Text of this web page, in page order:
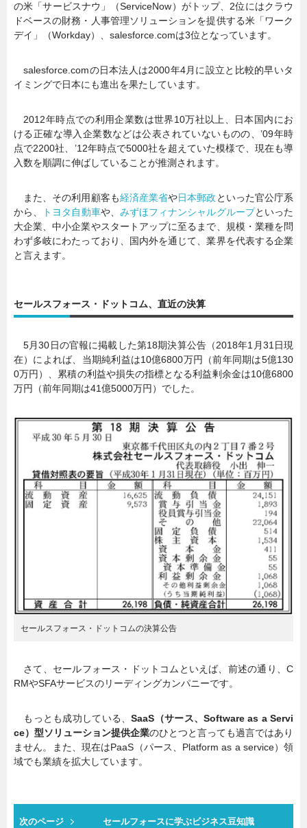
の米「サービスナウ」（ServiceNow）がトップ、2位にはクラウ
ドベースの財務・人事管理ソリューションを提供する米「ワーク
デイ」（Workday）、salesforce.comは3位となっています。
salesforce.comの日本法人は2000年4月に設立と比較的早いタ
イミングで日本にも進出を果たしています。
2012年時点での利用企業数は世界10万社以上、日本国内にお
ける正確な導入企業数などは公表されていないものの、’09年時
点で2200社、’12年時点で5000社を超えていた模様で、現在も導
入数を順調に伸ばしていることが推測されます。
また、その利用顧客も経済産業省や日本郵政 といった官公庁系
から、
トヨタ自動車や、 みずほフィナンシャルグループといった
大企業、中小企業やスタートアップに至るまで、規模・業種を問
わず多岐にわたっており、国内外を通じて、業界を代表する企業
と言えます。
セールスフォース・ドットコム、直近の決算
5月30日の官報に掲載した第18期決算公告（2018年1月31日現
在）によれば、当期純利益は10億6800万円（前年同期は5億130
0万円）、累積の利益や損失の指標となる利益剰余金は10億6800
万円（前年同期は41億5000万円）でした。
セールスフォース・ドットコムの決算公告
さて、セールフォース・ドットコムといえば、前述の通り、C
RMやSFAサービスのリーディングカンパニーです。
もっとも成功している、SaaS（サース、Software as a Servi
ce）型ソリューション提供企業のひとつと言っても過言ではあり
ません。また、現在はPaaS（パース、Platform as a service）領
域でも業績を拡大しています。
次のページ セールフォースに学ぶビジネス豆知識